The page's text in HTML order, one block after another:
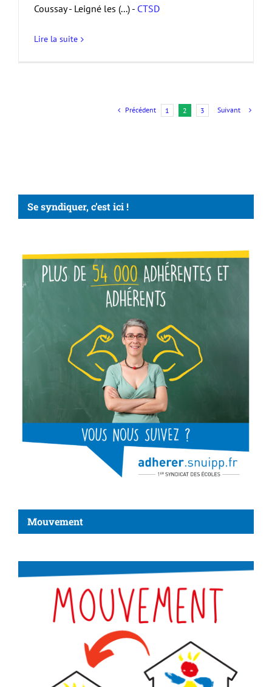
Coussay - Leigné les (...) - CTSD
Lire la suite
Précédent 1 2 3 Suivant
Se syndiquer, c’est ici !
Mouvement